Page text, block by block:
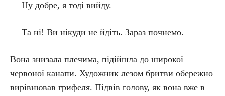
— Ну добре, я тоді вийду.
— Та ні! Ви нікуди не йдіть. Зараз почнемо.
Вона знизала плечима, підійшла до широкої
червоної канапи. Художник лезом бритви обережно
вирівнював грифеля. Підвів голову, як вона вже в